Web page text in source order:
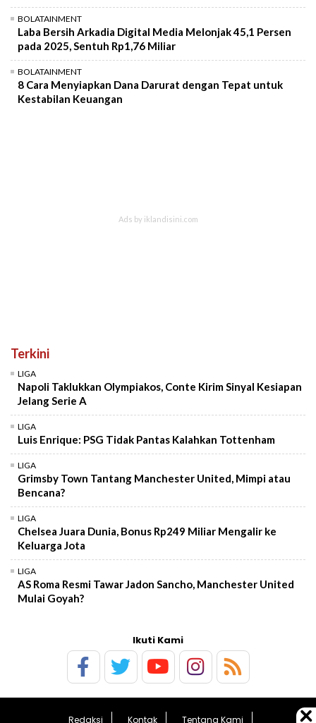
BOLATAINMENT
Laba Bersih Arkadia Digital Media Melonjak 45,1 Persen
pada 2025, Sentuh Rp1,76 Miliar
BOLATAINMENT
8 Cara Menyiapkan Dana Darurat dengan Tepat untuk
Kestabilan Keuangan
Terkini
LIGA
Napoli Taklukkan Olympiakos, Conte Kirim Sinyal Kesiapan
Jelang Serie A
LIGA
Luis Enrique: PSG Tidak Pantas Kalahkan Tottenham
LIGA
Grimsby Town Tantang Manchester United, Mimpi atau
Bencana?
LIGA
Chelsea Juara Dunia, Bonus Rp249 Miliar Mengalir ke
Keluarga Jota
LIGA
AS Roma Resmi Tawar Jadon Sancho, Manchester United
Mulai Goyah?
Ikuti Kami
Redaksi Kontak Tentang Kami